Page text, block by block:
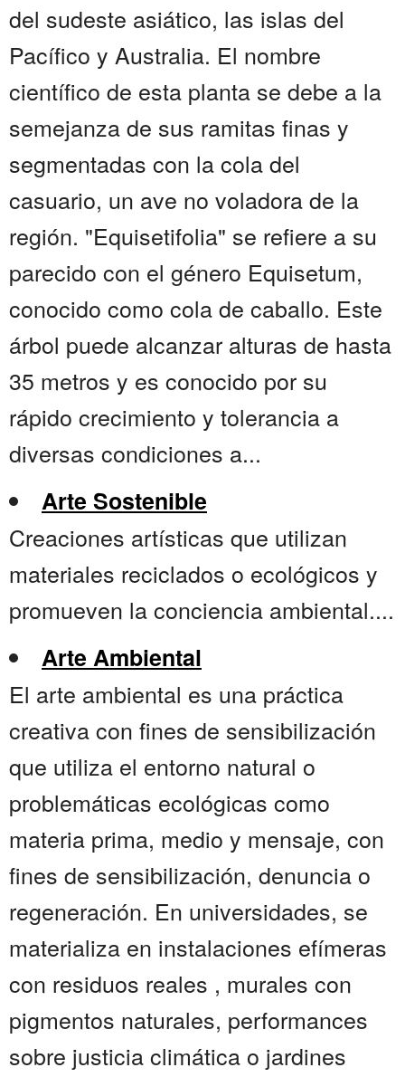
del sudeste asiático, las islas del
Pacífico y Australia. El nombre
científico de esta planta se debe a la
semejanza de sus ramitas finas y
segmentadas con la cola del
casuario, un ave no voladora de la
región. "Equisetifolia" se refiere a su
parecido con el género Equisetum,
conocido como cola de caballo. Este
árbol puede alcanzar alturas de hasta
35 metros y es conocido por su
rápido crecimiento y tolerancia a
diversas condiciones a...
Arte Sostenible
Creaciones artísticas que utilizan
materiales reciclados o ecológicos y
promueven la conciencia ambiental....
Arte Ambiental
El arte ambiental es una práctica
creativa con fines de sensibilización
que utiliza el entorno natural o
problemáticas ecológicas como
materia prima, medio y mensaje, con
fines de sensibilización, denuncia o
regeneración. En universidades, se
materializa en instalaciones efímeras
con residuos reales , murales con
pigmentos naturales, performances
sobre justicia climática o jardines